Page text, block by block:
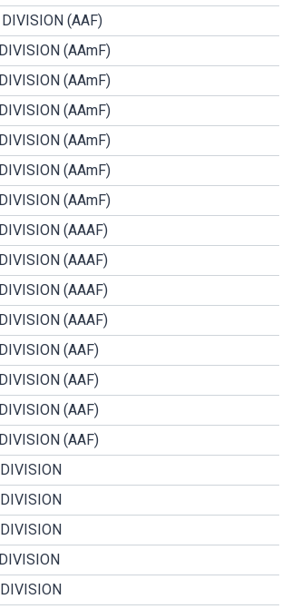
(AAF)
(AAmF)
(AAmF)
(AAmF)
(AAmF)
(AAmF)
(AAmF)
(AAAF)
(AAAF)
(AAAF)
(AAAF)
(AAF)
(AAF)
(AAF)
(AAF)